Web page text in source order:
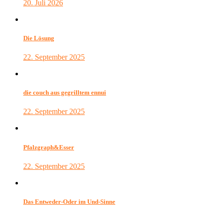
20. Juli 2026
Die Lösung
22. September 2025
die couch aus gegrilltem ennui
22. September 2025
Pfalzgraph&Esser
22. September 2025
Das Entweder-Oder im Und-Sinne